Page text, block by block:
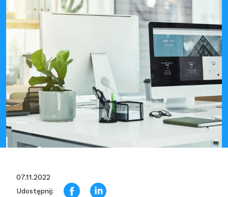
07.11.2022
Udostępnij: